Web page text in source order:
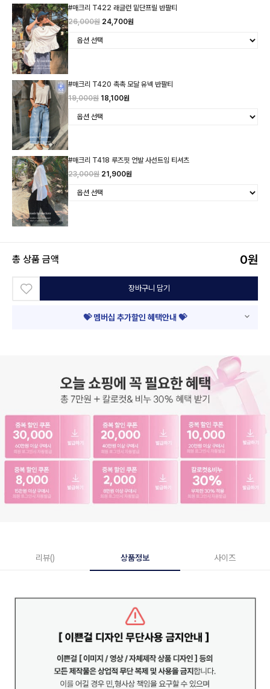
#매크리 T422 래글런 밑단프릴 반팔티
26,000원 24,700원
#매크리 T420 촉촉 모달 유넥 반팔티
19,000원 18,100원
#매크리 T418 루즈핏 언발 사선트임 티셔츠
23,000원 21,900원
총 상품 금액 0원
장바구니 담기
💝 멤버십 추가할인 혜택안내 💝
리뷰() 상품정보 사이즈